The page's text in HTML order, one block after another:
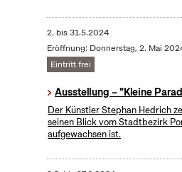
2. bis31.5.2024
Eröffnung: Donnerstag, 2. Mai
Eintritt frei
Ausstellung – "Kleine
Der Künstler Stephan Hedrich
seinen Blick vom Stadtbezirk
aufgewachsen ist.